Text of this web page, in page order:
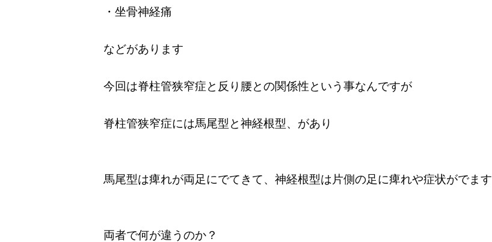
・坐骨神経痛
などがあります
今回は脊柱管狭窄症と反り腰との関係性という事なんですが
脊柱管狭窄症には馬尾型と神経根型、があり
馬尾型は痺れが両足にでてきて、神経根型は片側の足に痺れや症状がでます
両者で何が違うのか？